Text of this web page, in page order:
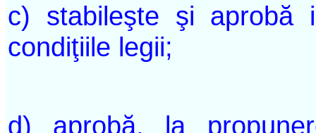
c) stabileşte şi aprobă
condiţiile legii;
d) aprobă, la